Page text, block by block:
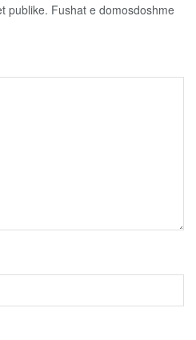
publike. Fushat e domosdoshme